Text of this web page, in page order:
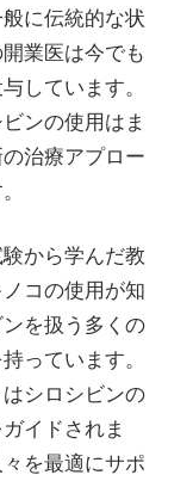
に伝統的な状
業医は今でも
しています。
ンの使用はま
治療アプロー
から学んだ教
コの使用が知
を扱う多くの
っています。
シロシビンの
イドされま
を最適にサポ